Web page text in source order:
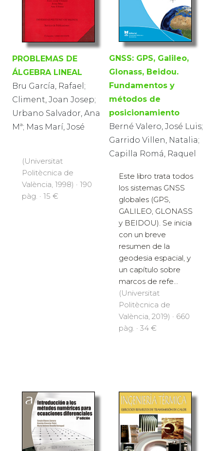
PROBLEMAS DE
ÁLGEBRA LINEAL
Bru García, Rafael;
Climent, Joan Josep;
Urbano Salvador, Ana
Mª; Mas Marí, José
(Universitat
Politècnica de
València, 1998) · 190
pàg. · 15 €
GNSS: GPS, Galileo,
Glonass, Beidou.
Fundamentos y
métodos de
posicionamiento
Berné Valero, José Luis;
Garrido Villen, Natalia;
Capilla Romá, Raquel
Este libro trata todos
los sistemas GNSS
globales (GPS,
GALILEO, GLONASS
y BEIDOU). Se inicia
con un breve
resumen de la
geodesia espacial, y
un capítulo sobre
marcos de refe...
(Universitat
Politècnica de
València, 2019) · 660
pàg. · 34 €